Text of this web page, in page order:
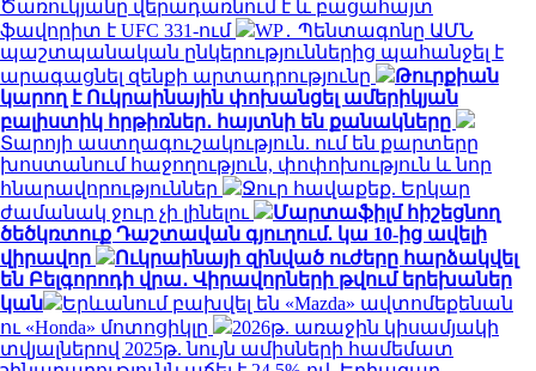
Ծառուկյանը վերադառնում է և բացահայտ
ֆավորիտ է UFC 331-ում
WP․ Պենտագոնը ԱՄՆ
պաշտպանական ընկերություններից պահանջել է
արագացնել զենքի արտադրությունը
Թուրքիան
կարող է Ուկրաինային փոխանցել ամերիկյան
բալիստիկ հրթիռներ․ հայտնի են քանակները
Տարոյի աստղագուշակություն. ում են քարտերը
խոստանում հաջողություն, փոփոխություն և նոր
հնարավորություններ
Ջուր հավաքեք. Երկար
ժամանակ ջուր չի լինելու
Մարտաֆիլմ հիշեցնող
ծեծկռտուք Դաշտավան գյուղում. կա 10-ից ավելի
վիրավոր
Ուկրաինայի զինված ուժերը հարձակվել
են Բելգորոդի վրա․ Վիրավորների թվում երեխաներ
կան
Երևանում բախվել են «Mazda» ավտոմեքենան
ու «Honda» մոտոցիկլը
2026թ. առաջին կիսամյակի
տվյալներով 2025թ. նույն ամիսների համեմատ